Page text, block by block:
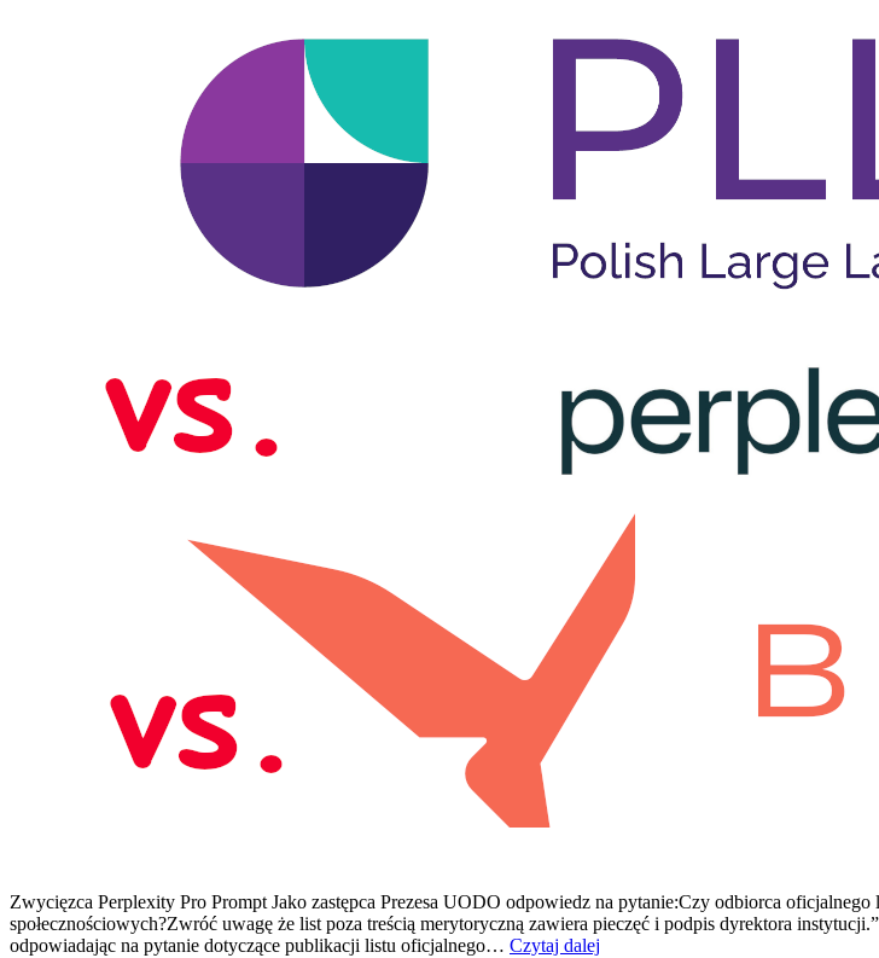
Zwycięzca Perplexity Pro Prompt Jako zastępca Prezesa UODO odpowiedz na pytanie:Czy odbiorca
społecznościowych?Zwróć uwagę że list poza treścią merytoryczną zawiera pieczęć i podpis dyrektora
odpowiadając na pytanie dotyczące publikacji listu oficjalnego… Czytaj dalej